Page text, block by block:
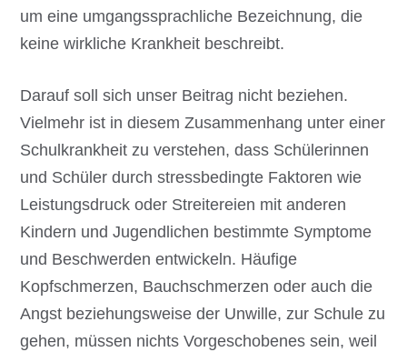
um eine umgangssprachliche Bezeichnung, die
keine wirkliche Krankheit beschreibt.
Darauf soll sich unser Beitrag nicht beziehen.
Vielmehr ist in diesem Zusammenhang unter einer
Schulkrankheit zu verstehen, dass Schülerinnen
und Schüler durch stressbedingte Faktoren wie
Leistungsdruck oder Streitereien mit anderen
Kindern und Jugendlichen bestimmte Symptome
und Beschwerden entwickeln. Häufige
Kopfschmerzen, Bauchschmerzen oder auch die
Angst beziehungsweise der Unwille, zur Schule zu
gehen, müssen nichts Vorgeschobenes sein, weil